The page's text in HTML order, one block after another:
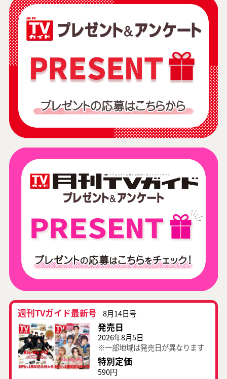
週刊TVガイド最新号 8月14日号
発売日
2026年8月5日
※一部地域は発売日が異なります
特別定価
590円